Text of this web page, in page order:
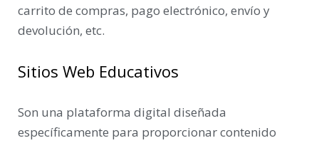
carrito de compras, pago electrónico, envío y
devolución, etc.
Sitios Web Educativos
Son una plataforma digital diseñada
específicamente para proporcionar contenido